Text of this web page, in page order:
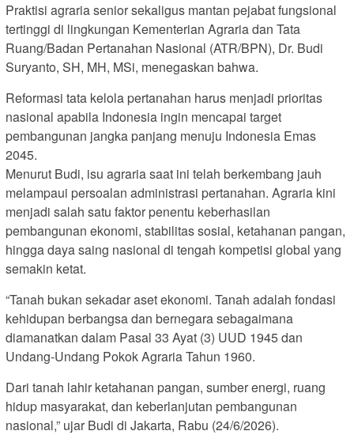
Praktisi agraria senior sekaligus mantan pejabat fungsional
tertinggi di lingkungan Kementerian Agraria dan Tata
Ruang/Badan Pertanahan Nasional (ATR/BPN), Dr. Budi
Suryanto, SH, MH, MSi, menegaskan bahwa.
Reformasi tata kelola pertanahan harus menjadi prioritas
nasional apabila Indonesia ingin mencapai target
pembangunan jangka panjang menuju Indonesia Emas
2045.
Menurut Budi, isu agraria saat ini telah berkembang jauh
melampaui persoalan administrasi pertanahan. Agraria kini
menjadi salah satu faktor penentu keberhasilan
pembangunan ekonomi, stabilitas sosial, ketahanan pangan,
hingga daya saing nasional di tengah kompetisi global yang
semakin ketat.
“Tanah bukan sekadar aset ekonomi. Tanah adalah fondasi
kehidupan berbangsa dan bernegara sebagaimana
diamanatkan dalam Pasal 33 Ayat (3) UUD 1945 dan
Undang-Undang Pokok Agraria Tahun 1960.
Dari tanah lahir ketahanan pangan, sumber energi, ruang
hidup masyarakat, dan keberlanjutan pembangunan
nasional,” ujar Budi di Jakarta, Rabu (24/6/2026).